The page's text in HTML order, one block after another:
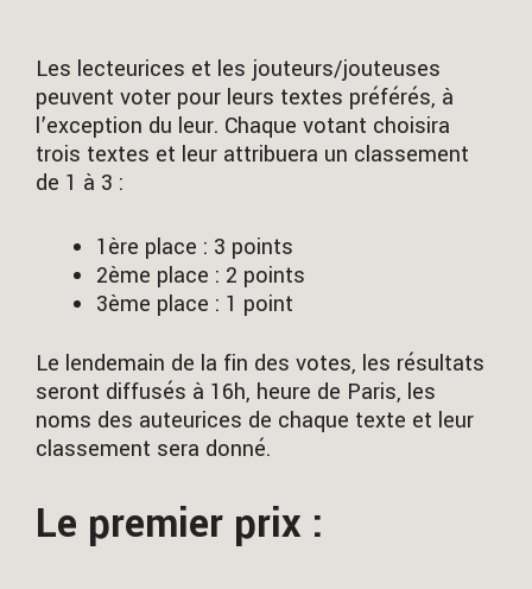
Les lecteurices et les jouteurs/jouteuses
peuvent voter pour leurs textes préférés, à
l’exception du leur. Chaque votant choisira
trois textes et leur attribuera un classement
de 1 à 3 :
1ère place : 3 points
2ème place : 2 points
3ème place : 1 point
Le lendemain de la fin des votes, les résultats
seront diffusés à 16h, heure de Paris, les
noms des auteurices de chaque texte et leur
classement sera donné.
Le premier prix :